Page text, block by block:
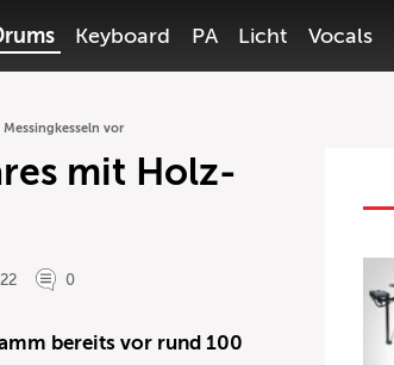
Keyboard PA Licht Vocals
vor
mit Holz-
0
bereits vor rund 100